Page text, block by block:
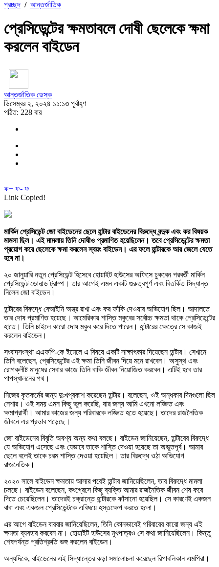
প্রচ্ছদ / আন্তর্জাতিক
প্রেসিডেন্টের ক্ষমতাবলে দোষী ছেলেকে ক্ষমা
করলেন বাইডেন
আন্তর্জাতিক ডেস্ক
ডিসেম্বর ২, ২০২৪ ১১:১৩ পূর্বাহ্ণ
পঠিত: 228 বার
ফ+ ফ- ফ
Link Copied!
মার্কিন প্রেসিডেন্ট জো বাইডেনের ছেলে হান্টার বাইডেনের বিরুদ্ধে বন্দুক এবং কর বিষয়ক
মামলা ছিল। এই মামলায় তিনি দোষীও প্রমাণিত হয়েছিলেন। তবে প্রেসিডেন্টের ক্ষমতা
প্রয়োগ করে ছেলেকে ক্ষমা করলেন স্বয়ং বাইডেন। এর ফলে হান্টারকে আর জেলে যেতে
হবে না।
২০ জানুয়ারি নতুন প্রেসিডেন্ট হিসেবে হোয়াইট হাউসের অফিসে ঢুকবেন পরবর্তী মার্কিন
প্রেসিডেন্ট ডোনাল্ড ট্রাম্প। তার আগেই এমন একটি গুরুত্বপূর্ণ এবং বিতর্কিত সিদ্ধান্ত
নিলেন জো বাইডেন।
হান্টারের বিরুদ্ধে বেআইনি অস্ত্র রাখা এবং কর ফাঁকি দেওয়ার অভিযোগ ছিল। আদালতে
তার দোষ প্রমাণিত হয়েছে। আমেরিকায় শাস্তি মকুবের সর্বোচ্চ ক্ষমতা থাকে প্রেসিডেন্টের
হাতে। তিনি চাইলে কারো দোষ মকুব করে দিতে পারেন। হান্টারের ক্ষেত্রে সে কাজই
করলেন বাইডেন।
সংবাদসংস্থা এএফপি-কে ইমেলে এ বিষয়ে একটি সাক্ষাৎকার দিয়েছেন হান্টার। সেখানে
তিনি বলেছেন, প্রেসিডেন্টের এই ক্ষমা তিনি জীবন দিয়ে মনে রাখবেন। অসুস্থ এবং
রোগক্লীষ্ট মানুষের সেবার কাজে তিনি বাকি জীবন নিয়োজিত করবেন। এটিই হবে তার
পাপস্খালনের পথ।
নিজের কৃতকর্মের জন্য দুঃখপ্রকাশ করেছেন হান্টার। বলেছেন, ওই অন্ধকার দিনগুলো ছিল
নেশার। ওই সময় এমন কিছু ভুল করেছি, যার জন্য আমি এখনো লজ্জিত এবং
ক্ষমাপ্রার্থী। আমার কাজের জন্য পরিবারকে লজ্জিত হতে হয়েছে। তাদের রাজনৈতিক
জীবনে এর প্রভাব পড়েছে।
জো বাইডেনের বিবৃতি অবশ্য অন্য কথা বলছে। বাইডেন জানিয়েছেন, হান্টারের বিরুদ্ধে
যে অভিযোগ এসেছে এবং যেভাবে তাকে শাস্তি দেওয়া হয়েছে তা অভূতপূর্ব। আমার
ছেলে বলেই তাকে চরম শাস্তি দেওয়া হয়েছিল। তার বিরুদ্ধে ওঠা অভিযোগ
রাজনৈতিক।
২০২০ সালে বাইডেন ক্ষমতায় আসার পরেই হান্টার জানিয়েছিলেন, তার বিরুদ্ধে মামলা
চলছে। বাইডেন বলেছেন, কংগ্রেসে কিছু ব্যক্তি আমার রাজনৈতিক জীবন শেষ করে
দিতে চেয়েছিলেন। তাদেরই চক্রান্তে হান্টারকে ফাঁসানো হয়েছিল। সে কারণেই একজন
বাবা এবং একজন প্রেসিডেন্টকে এবিষয়ে হস্তক্ষেপ করতে হলো।
এর আগে বাইডেন বারবার জানিয়েছিলেন, তিনি কোনভাবেই পরিবারের কারো জন্য এই
ক্ষমতা ব্যবহার করবেন না। হোয়াইট হাউসের মুখপাত্রও সে কথা জানিয়েছিলেন। কিন্তু
শেষপর্যন্ত প্রতিশ্রুতি ভঙ্গ করলেন বাইডেন।
অন্যদিকে, বাইডেনের এই সিদ্ধান্তের কড়া সমালোচনা করেছেন রিপাবলিকান এমপিরা।